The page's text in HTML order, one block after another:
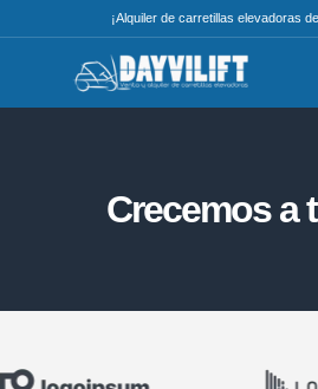
¡Alquiler de carretillas elevadoras
Crecemos a